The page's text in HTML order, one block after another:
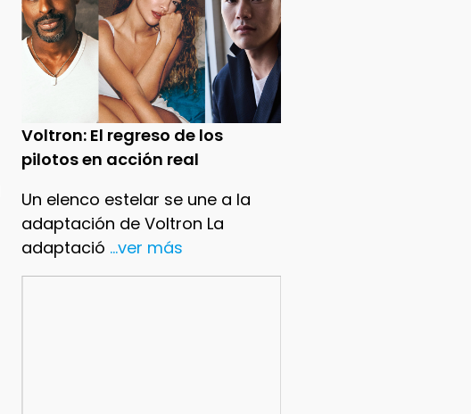
Voltron: El regreso de los
pilotos en acción real
Un elenco estelar se une a la
adaptación de Voltron La
adaptació ...ver más